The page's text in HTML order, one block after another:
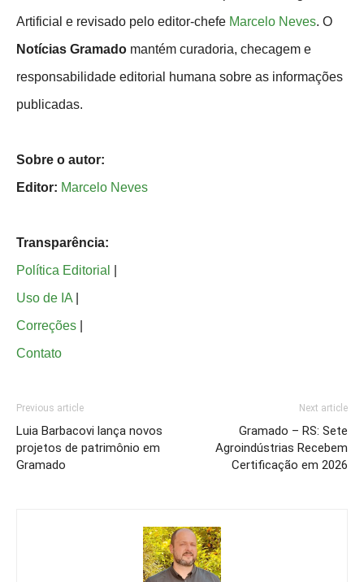
Artificial e revisado pelo editor-chefe Marcelo Neves. O
Notícias Gramado mantém curadoria, checagem e
responsabilidade editorial humana sobre as informações
publicadas.
Sobre o autor:
Editor: Marcelo Neves
Transparência:
Política Editorial
Uso de IA
Correções
Contato
Previous article
Luia Barbacovi lança novos
projetos de patrimônio em
Gramado
Next article
Gramado – RS: Sete
Agroindústrias Recebem
Certificação em 2026